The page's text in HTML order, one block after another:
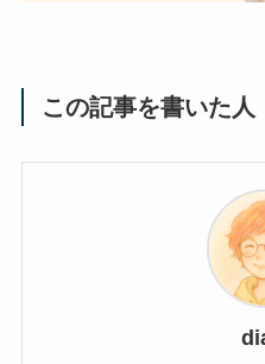
この記事を書いた人